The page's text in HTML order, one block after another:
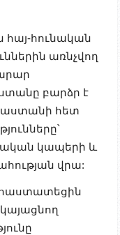
հայ-հունական
առնչվող
բարձր է
հետ
կապերի և
վրա: